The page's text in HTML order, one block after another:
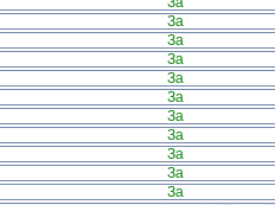
За
За
За
За
За
За
За
За
За
За